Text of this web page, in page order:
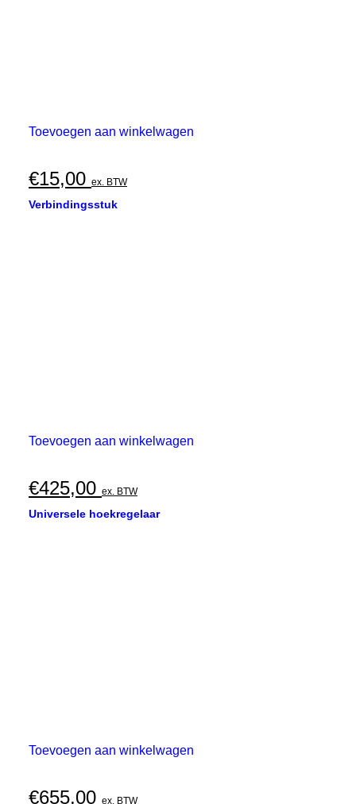
Toevoegen aan winkelwagen
€15,00 ex. BTW
Verbindingsstuk
Toevoegen aan winkelwagen
€425,00 ex. BTW
Universele hoekregelaar
Toevoegen aan winkelwagen
€655,00 ex. BTW